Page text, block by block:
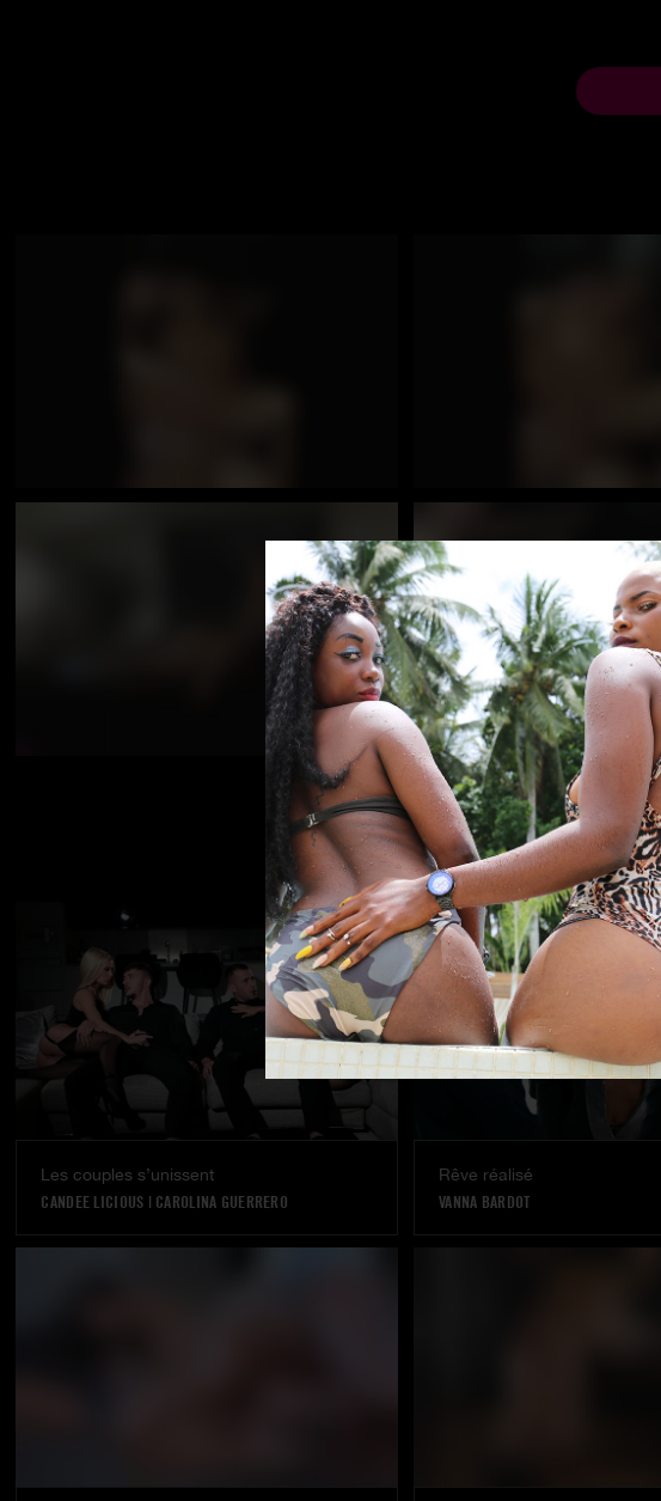
Les couples s’unissent
CANDEE LICIOUS | CAROLINA GUERRERO
Rêve réalisé
VANNA BARDOT